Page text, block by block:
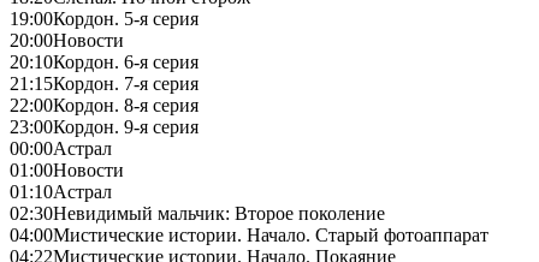
19:00Кордон. 5-я серия
20:00Новости
20:10Кордон. 6-я серия
21:15Кордон. 7-я серия
22:00Кордон. 8-я серия
23:00Кордон. 9-я серия
00:00Астрал
01:00Новости
01:10Астрал
02:30Невидимый мальчик: Второе поколение
04:00Мистические истории. Начало. Старый фотоаппарат
04:22Мистические истории. Начало. Покаяние